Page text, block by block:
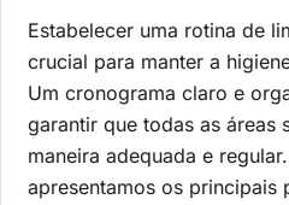
Estabelecer uma rotina de
crucial para manter a
Um cronograma claro e
garantir que todas as áreas
maneira adequada e
apresentamos os principais